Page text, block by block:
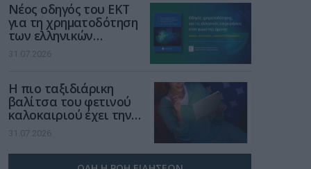
Νέος οδηγός του ΕΚΤ
για τη χρηματοδότηση
των ελληνικών
επιχειρήσεων στον
χώρο της άμυνας
31.07.2026
Η πιο ταξιδιάρικη
βαλίτσα του φετινού
καλοκαιριού έχει την
υπογραφή της Xiaomi
31.07.2026